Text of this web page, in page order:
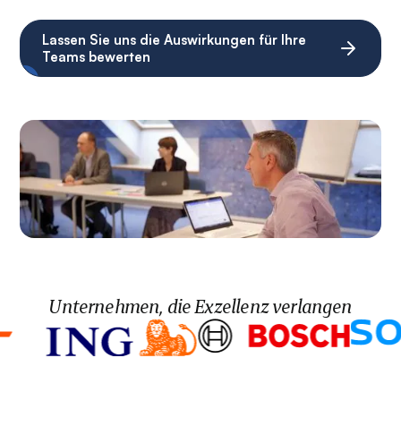
Lassen Sie uns die Auswirkungen für Ihre
Teams bewerten
Unternehmen, die Exzellenz verlangen